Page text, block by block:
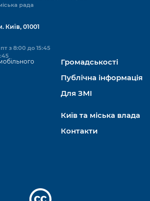
рада
Київ, 01001
з 8:00 до 15:45
Громадськості
Публічна інформація
Для ЗМІ
Київ та міська влада
Контакти